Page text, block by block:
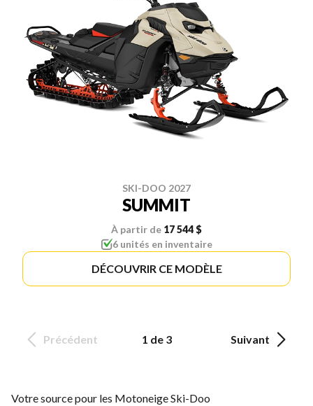
SKI-DOO 2027
SUMMIT
À partir de 17 544 $
6 unités en inventaire
DÉCOUVRIR CE MODÈLE
Précédent 1 de 3 Suivant
Votre source pour les Motoneige Ski-Doo